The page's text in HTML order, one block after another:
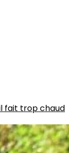
fait trop chaud